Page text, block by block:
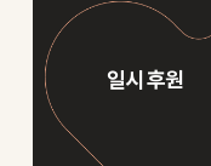
일시 후원